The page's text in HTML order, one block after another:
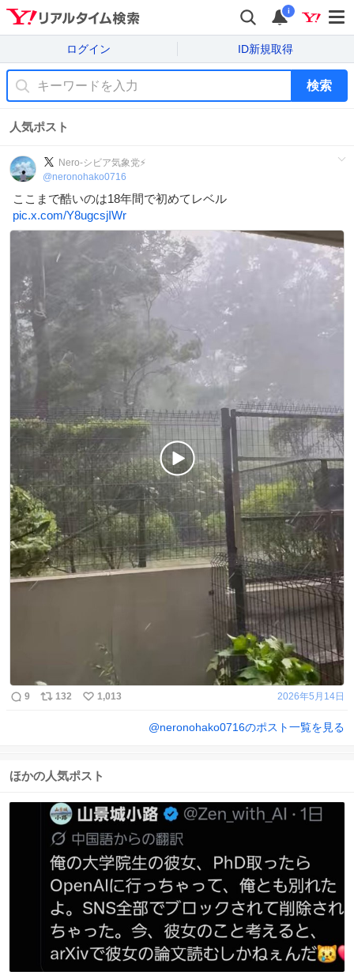
i
ログイン ID新規取得
検索
人気ポスト
Nero-シビア気象党⚡️
@neronohako0716
ここまで酷いのは18年間で初めてレベル
pic.x.com/Y8ugcsjIWr
9 132 1,013 2026年5月14日
@neronohako0716のポスト一覧を見る
ほかの人気ポスト